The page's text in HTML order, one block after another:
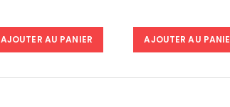
AJOUTER AU PANIER AJOUTER AU